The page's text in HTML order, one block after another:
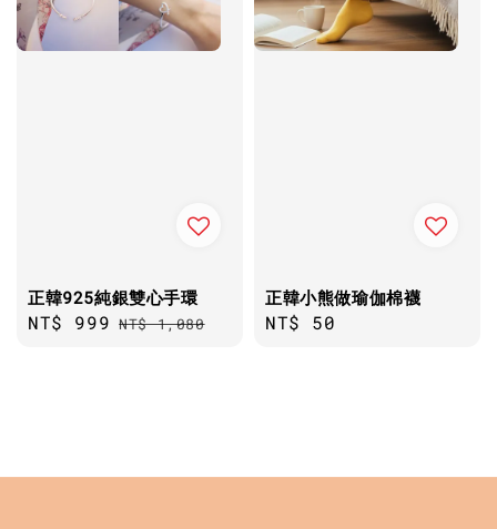
正韓925純銀雙心手環
Sale
NT$ 999 Regular
NT$ 1,080
正韓小熊做瑜伽棉襪
Regular
NT$ 50